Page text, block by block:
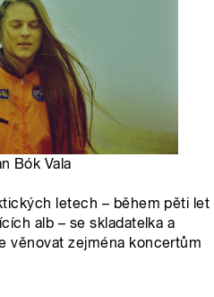
Bók Vala
letech – během pěti let
alb – se skladatelka a
věnovat zejména koncertům